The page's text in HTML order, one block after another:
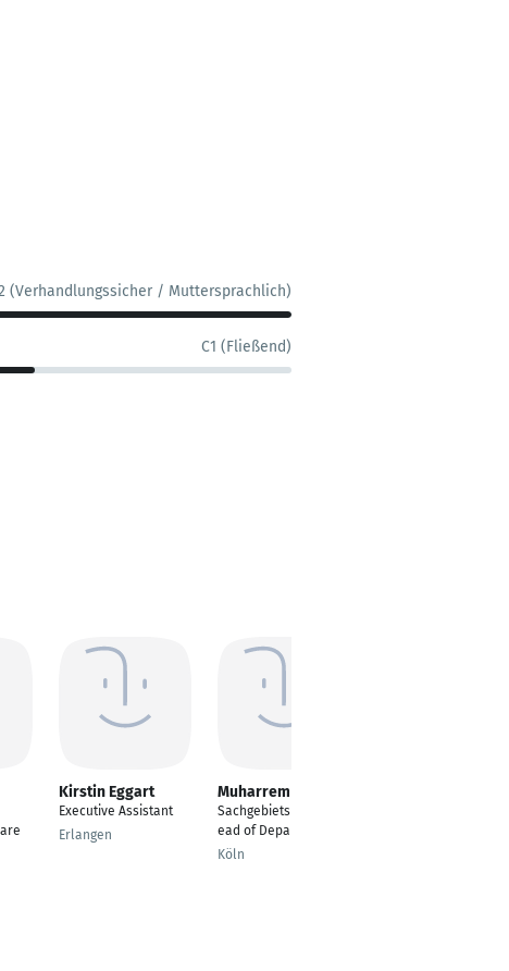
(Verhandlungssicher / Muttersprachlich)
C1 (Fließend)
Kirstin Eggart
Executive Assistant
Erlangen
Muharrem Shala
Sachgebietsleitung/H
ead of Department
Köln